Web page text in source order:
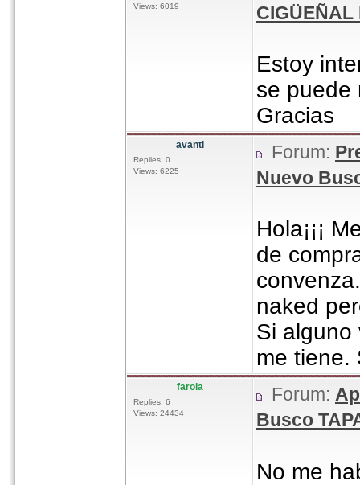
Views: 6019
CIGÜEÑAL
Estoy
se puede
Gracias
avanti
Replies: 0
Views: 6225
Forum:
Nuevo
Hola¡¡¡
de
naked
Si alguno
me tiene.
farola
Replies: 6
Views: 24434
Forum:
Busco
No me